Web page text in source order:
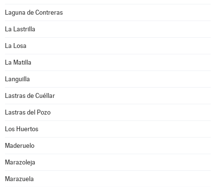
Laguna de Contreras
La Lastrilla
La Losa
La Matilla
Languilla
Lastras de Cuéllar
Lastras del Pozo
Los Huertos
Maderuelo
Marazoleja
Marazuela